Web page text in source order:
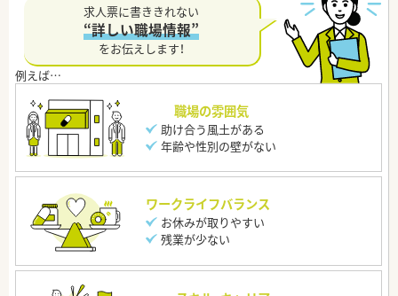
求人票に書ききれない
“詳しい職場情報”
をお伝えします！
職場の雰囲気
助け合う風土がある
年齢や性別の壁がない
ワークライフバランス
お休みが取りやすい
残業が少ない